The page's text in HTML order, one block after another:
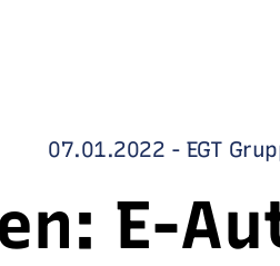
07.01.2022 - EGT
E-